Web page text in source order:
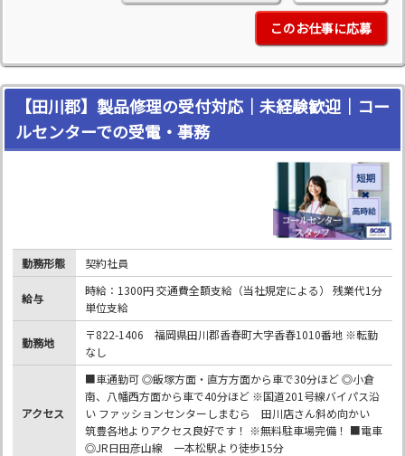
このお仕事に応募
【田川郡】製品修理の受付対応｜未経験歓迎｜コー
ルセンターでの受電・事務
勤務形態 契約社員
給与
時給：1300円 交通費全額支給（当社規定による） 残業代1分
単位支給
勤務地
〒822-1406 福岡県田川郡香春町大字香春1010番地 ※転勤
なし
アクセス
■車通勤可 ◎飯塚方面・直方方面から車で30分ほど ◎小倉
南、八幡西方面から車で40分ほど ※国道201号線バイパス沿
い ファッションセンターしまむら 田川店さん斜め向かい
筑豊各地よりアクセス良好です！ ※無料駐車場完備！ ■電車
◎JR日田彦山線 一本松駅より徒歩15分